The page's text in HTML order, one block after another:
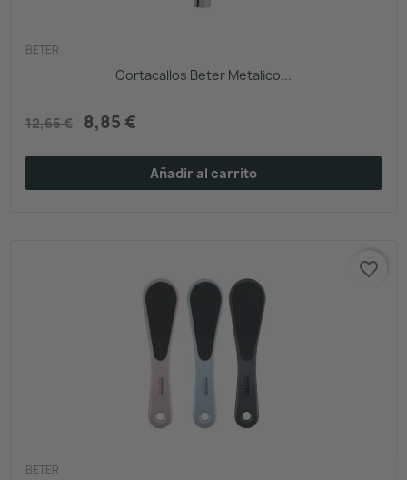
BETER
Cortacallos Beter Metalico...
12,65 € 8,85 €
Añadir al carrito
BETER
favorite_border